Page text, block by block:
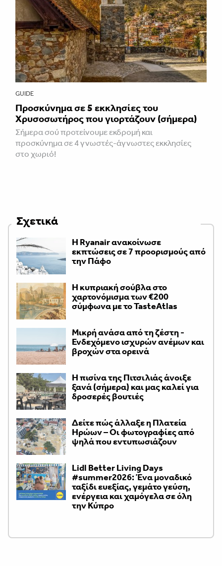
GUIDE
Προσκύνημα σε 5 εκκλησίες του
Χρυσοσωτήρος που γιορτάζουν (σήμερα)
Σήμερα σού προτείνουμε εκδρομή και
προσκύνημα σε 4 γνωστές-άγνωστες εκκλησίες
στο χωριό!
Σχετικά
Η Ryanair ανακοίνωσε
εκπτώσεις σε 7 προορισμούς από
την Πάφο
Η κυπριακή σούβλα στο
χαρτονόμισμα των €200
σύμφωνα με το TasteAtlas
Μικρή ανάσα από τη ζέστη -
Ενδεχόμενο ισχυρών ανέμων και
βροχών στα ορεινά
Η πισίνα της Πιτσιλιάς άνοιξε
ξανά (σήμερα) και μας καλεί για
δροσερές βουτιές
Δείτε πώς άλλαξε η Πλατεία
Ηρώων – Οι φωτογραφίες από
ψηλά που εντυπωσιάζουν
Lidl Better Living Days
#summer2026: Ένα μοναδικό
ταξίδι ευεξίας, γεμάτο γεύση,
ενέργεια και χαμόγελα σε όλη
την Κύπρο